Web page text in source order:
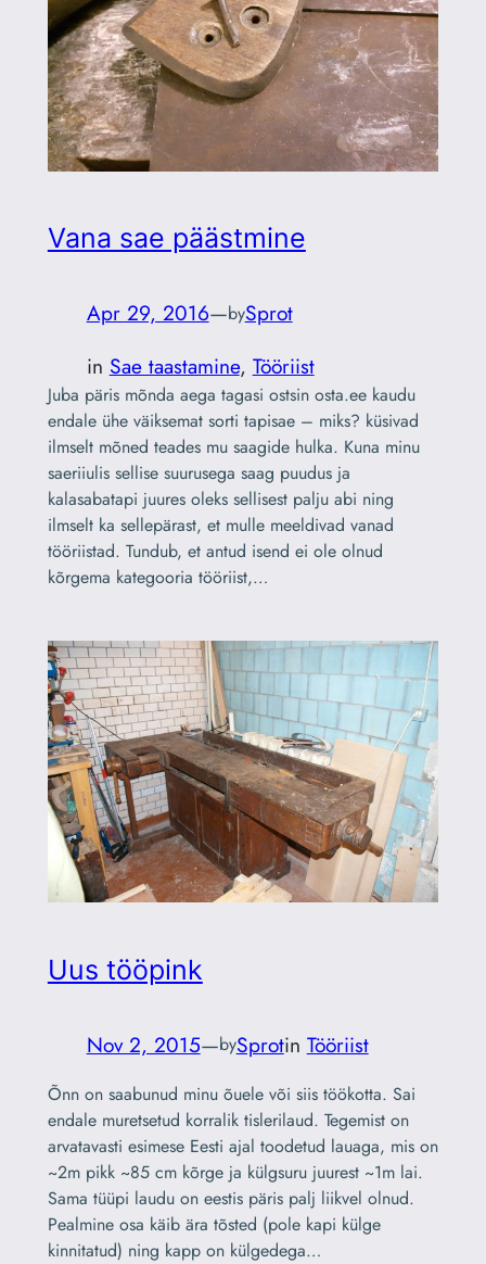
Vana sae päästmine
Apr 29, 2016—bySprot
in Sae taastamine, Tööriist
Juba päris mõnda aega tagasi ostsin osta.ee kaudu
endale ühe väiksemat sorti tapisae – miks? küsivad
ilmselt mõned teades mu saagide hulka. Kuna minu
saeriiulis sellise suurusega saag puudus ja
kalasabatapi juures oleks sellisest palju abi ning
ilmselt ka sellepärast, et mulle meeldivad vanad
tööriistad. Tundub, et antud isend ei ole olnud
kõrgema kategooria tööriist,…
Uus tööpink
Nov 2, 2015—bySprotin Tööriist
Õnn on saabunud minu õuele või siis töökotta. Sai
endale muretsetud korralik tislerilaud. Tegemist on
arvatavasti esimese Eesti ajal toodetud lauaga, mis on
~2m pikk ~85 cm kõrge ja külgsuru juurest ~1m lai.
Sama tüüpi laudu on eestis päris palj liikvel olnud.
Pealmine osa käib ära tõsted (pole kapi külge
kinnitatud) ning kapp on külgedega…